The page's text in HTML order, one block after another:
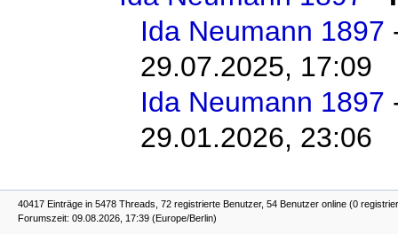
Ida Neumann 1897
29.07.2025, 17:09
Ida Neumann 1897
29.01.2026, 23:06
40417 Einträge in 5478 Threads, 72 registrierte Benutzer, 54 Benutzer online (0
Forumszeit: 09.08.2026, 17:39 (Europe/Berlin)